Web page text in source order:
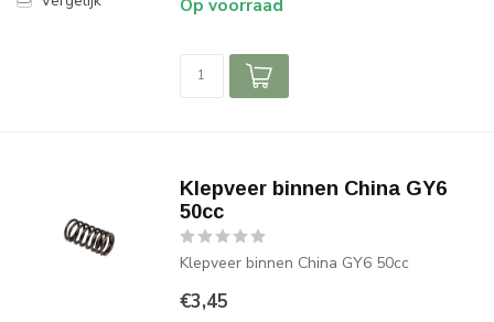
Op voorraad
Klepveer binnen China GY6
50cc
Klepveer binnen China GY6 50cc
€3,45